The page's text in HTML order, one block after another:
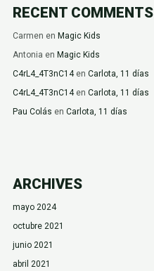
RECENT COMMENTS
Carmen en Magic Kids
Antonia en Magic Kids
C4rL4_4T3nC14enCarlota, 11 días
C4rL4_4T3nC14enCarlota, 11 días
Pau Colás enCarlota, 11 días
ARCHIVES
mayo 2024
octubre 2021
junio 2021
abril 2021